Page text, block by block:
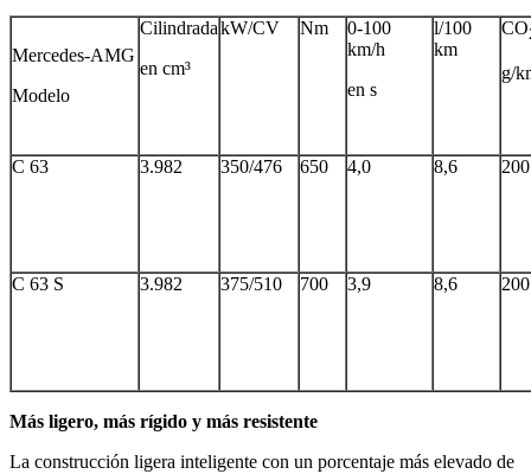
Mercedes-AMG
Modelo
Cilindrada
en cm³
kW/CV Nm
0-100
km/h
en s
l/100
km
CO
g/
C 63 3.982 350/476 650 4,0 8,6 200
C 63 S 3.982 375/510 700 3,9 8,6 200
Más ligero, más rígido y más resistente
La construcción ligera inteligente con un porcentaje más elevado de